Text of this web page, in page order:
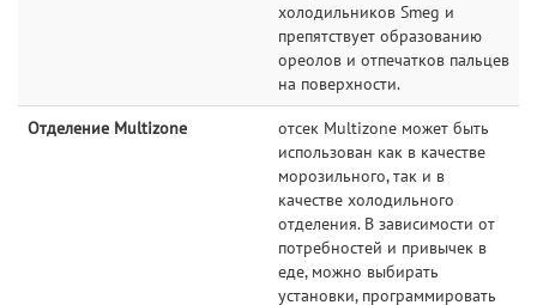
холодильников Smeg и
препятствует образованию
ореолов и отпечатков пальцев
на поверхности.
Отделение Multizone
отсек Multizone может быть
использован как в качестве
морозильного, так и в
качестве холодильного
отделения. В зависимости от
потребностей и привычек в
еде, можно выбирать
установки, программировать